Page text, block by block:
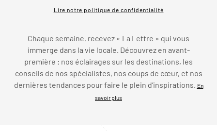
Lire notre politique de confidentialité
Chaque semaine, recevez « La Lettre » qui vous
immerge dans la vie locale. Découvrez en avant-
première : nos éclairages sur les destinations, les
conseils de nos spécialistes, nos coups de cœur, et nos
dernières tendances pour faire le plein d’inspirations. En
savoir plus